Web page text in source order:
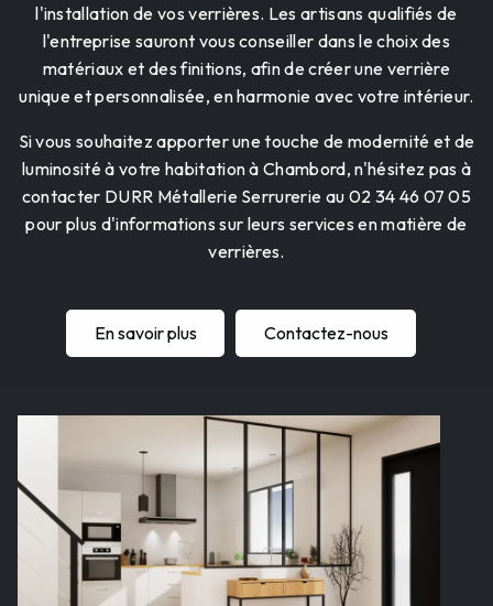
l'installation de vos verrières. Les artisans qualifiés de
l'entreprise sauront vous conseiller dans le choix des
matériaux et des finitions, afin de créer une verrière
unique et personnalisée, en harmonie avec votre intérieur.
Si vous souhaitez apporter une touche de modernité et de
luminosité à votre habitation à Chambord, n'hésitez pas à
contacter DURR Métallerie Serrurerie au 02 34 46 07 05
pour plus d'informations sur leurs services en matière de
verrières.
En savoir plus Contactez-nous